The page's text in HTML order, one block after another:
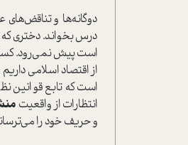
دوگانه‌ها و
درس بخواند. دختری
است پیش نمی‌رود.
از اقتصاد اسلامی
است که تابع قوانین
انتظارات از واقعیت
و حریف خود را